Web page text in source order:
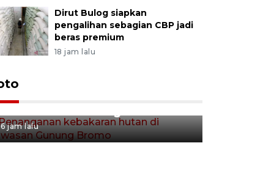
Dirut Bulog siapkan
pengalihan sebagian CBP jadi
beras premium
18 jam lalu
Penanganan kebakaran hutan
6 jam lalu